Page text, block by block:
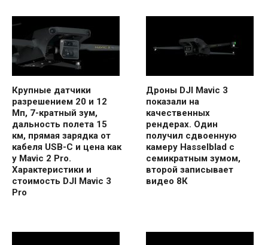
Крупные датчики
разрешением 20 и 12
Мп, 7-кратный зум,
дальность полета 15
км, прямая зарядка от
кабеля USB-C и цена как
у Mavic 2 Pro.
Характеристики и
стоимость DJI Mavic 3
Pro
Дроны DJI Mavic 3
показали на
качественных
рендерах. Один
получил сдвоенную
камеру Hasselblad с
семикратным зумом,
второй записывает
видео 8К